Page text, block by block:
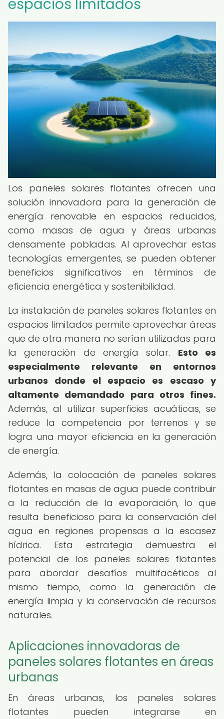
espacios limitados
Los paneles solares flotantes ofrecen una
solución innovadora para la generación de
energía renovable en espacios reducidos,
como masas de agua y áreas urbanas
densamente pobladas. Al aprovechar estas
tecnologías emergentes, se pueden obtener
beneficios significativos en términos de
eficiencia energética y sostenibilidad.
La instalación de paneles solares flotantes en
espacios limitados permite aprovechar áreas
que de otra manera no serían utilizadas para
la generación de energía solar. Esto es
especialmente relevante en entornos
urbanos donde el espacio es escaso y
altamente demandado para otros fines.
Además, al utilizar superficies acuáticas, se
reduce la competencia por terrenos y se
logra una mayor eficiencia en la generación
de energía.
Además, la colocación de paneles solares
flotantes en masas de agua puede contribuir
a la reducción de la evaporación, lo que
resulta beneficioso para la conservación del
agua en regiones propensas a la escasez
hídrica. Esta estrategia demuestra el
potencial de los paneles solares flotantes
para abordar desafíos multifacéticos al
mismo tiempo, como la generación de
energía limpia y la conservación de recursos
naturales.
Aplicaciones innovadoras de
paneles solares flotantes en áreas
urbanas
En áreas urbanas, los paneles solares
flotantes pueden integrarse en